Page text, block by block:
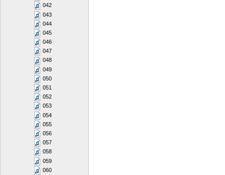
042
043
044
045
046
047
048
049
050
051
052
053
054
055
056
057
058
059
060